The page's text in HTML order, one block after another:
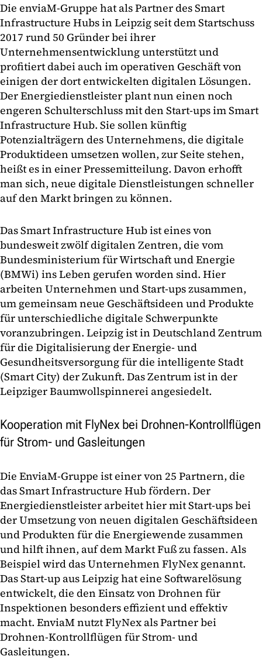
Die enviaM-Gruppe hat als Partner des Smart
Infrastructure Hubs in Leipzig seit dem Startschuss
2017 rund 50 Gründer bei ihrer
Unternehmensentwicklung unterstützt und
profitiert dabei auch im operativen Geschäft von
einigen der dort entwickelten digitalen Lösungen.
Der Energiedienstleister plant nun einen noch
engeren Schulterschluss mit den Start-ups im Smart
Infrastructure Hub. Sie sollen künftig
Potenzialträgern des Unternehmens, die digitale
Produktideen umsetzen wollen, zur Seite stehen,
heißt es in einer Pressemitteilung. Davon erhofft
man sich, neue digitale Dienstleistungen schneller
auf den Markt bringen zu können.
Das Smart Infrastructure Hub ist eines von
bundesweit zwölf digitalen Zentren, die vom
Bundesministerium für Wirtschaft und Energie
(BMWi) ins Leben gerufen worden sind. Hier
arbeiten Unternehmen und Start-ups zusammen,
um gemeinsam neue Geschäftsideen und Produkte
für unterschiedliche digitale Schwerpunkte
voranzubringen. Leipzig ist in Deutschland Zentrum
für die Digitalisierung der Energie- und
Gesundheitsversorgung für die intelligente Stadt
(Smart City) der Zukunft. Das Zentrum ist in der
Leipziger Baumwollspinnerei angesiedelt.
Kooperation mit FlyNex bei Drohnen-Kontrollflügen
für Strom- und Gasleitungen
Die EnviaM-Gruppe ist einer von 25 Partnern, die
das Smart Infrastructure Hub fördern. Der
Energiedienstleister arbeitet hier mit Start-ups bei
der Umsetzung von neuen digitalen Geschäftsideen
und Produkten für die Energiewende zusammen
und hilft ihnen, auf dem Markt Fuß zu fassen. Als
Beispiel wird das Unternehmen FlyNex genannt.
Das Start-up aus Leipzig hat eine Softwarelösung
entwickelt, die den Einsatz von Drohnen für
Inspektionen besonders effizient und effektiv
macht. EnviaM nutzt FlyNex als Partner bei
Drohnen-Kontrollflügen für Strom- und
Gasleitungen.